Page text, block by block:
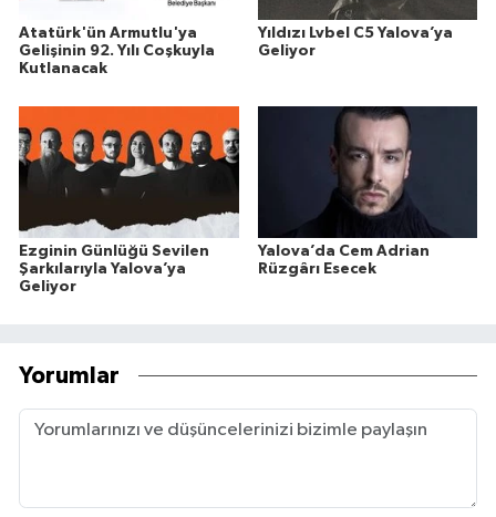
Atatürk'ün Armutlu'ya
Gelişinin 92. Yılı Coşkuyla
Kutlanacak
Yıldızı Lvbel C5 Yalova’ya
Geliyor
Ezginin Günlüğü Sevilen
Şarkılarıyla Yalova’ya
Geliyor
Yalova’da Cem Adrian
Rüzgârı Esecek
Yorumlar